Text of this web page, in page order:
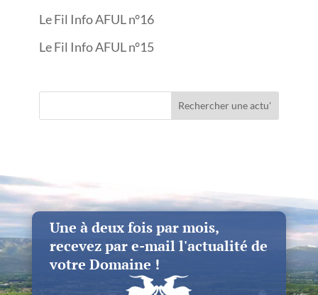
Le Fil Info AFUL n°16
Le Fil Info AFUL n°15
Rechercher une actu'
Une à deux fois par mois,
recevez par e-mail l'actualité de
votre Domaine !